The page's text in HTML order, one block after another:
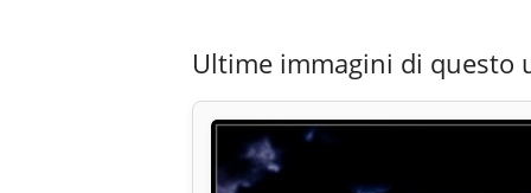
Ultime immagini di questo